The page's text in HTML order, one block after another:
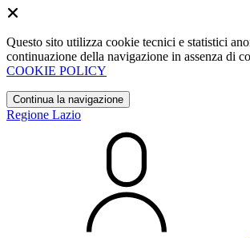
Questo sito utilizza cookie tecnici e statistici
continuazione della navigazione in assenza di
COOKIE POLICY
Continua la navigazione
Regione Lazio